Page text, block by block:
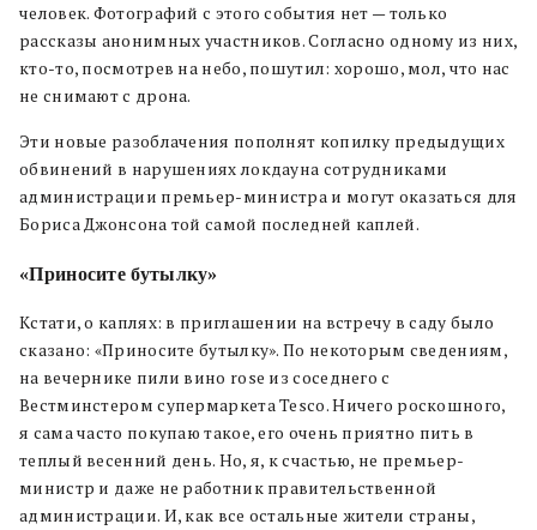
человек. Фотографий с этого события нет — только
рассказы анонимных участников. Согласно одному из них,
кто-то, посмотрев на небо, пошутил: хорошо, мол, что нас
не снимают с дрона.
Эти новые разоблачения пополнят копилку предыдущих
обвинений в нарушениях локдауна сотрудниками
администрации премьер-министра и могут оказаться для
Бориса Джонсона той самой последней каплей.
«Приносите бутылку»
Кстати, о каплях: в приглашении на встречу в саду было
сказано: «Приносите бутылку». По некоторым сведениям,
на вечернике пили вино rose из соседнего с
Вестминстером супермаркета Tesco. Ничего роскошного,
я сама часто покупаю такое, его очень приятно пить в
теплый весенний день. Но, я, к счастью, не премьер-
министр и даже не работник правительственной
администрации. И, как все остальные жители страны,